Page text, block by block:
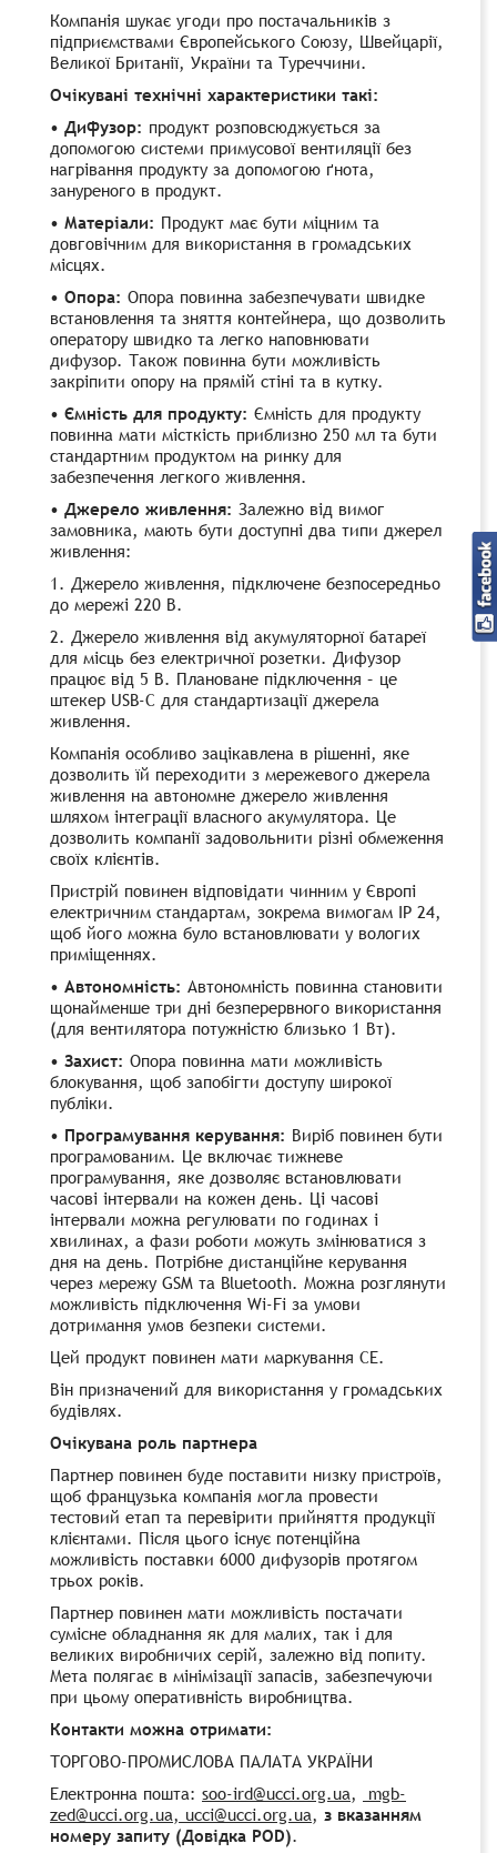
Компанія шукає угоди про постачальників з
підприємствами Європейського Союзу, Швейцарії,
Великої Британії, України та Туреччини.
Очікувані технічні характеристики такі:
• Дифузор: продукт розповсюджується за
допомогою системи примусової вентиляції без
нагрівання продукту за допомогою ґнота,
зануреного в продукт.
• Матеріали: Продукт має бути міцним та
довговічним для використання в громадських
місцях.
• Опора: Опора повинна забезпечувати швидке
встановлення та зняття контейнера, що дозволить
оператору швидко та легко наповнювати
дифузор. Також повинна бути можливість
закріпити опору на прямій стіні та в кутку.
• Ємність для продукту: Ємність для продукту
повинна мати місткість приблизно 250 мл та бути
стандартним продуктом на ринку для
забезпечення легкого живлення.
• Джерело живлення: Залежно від вимог
замовника, мають бути доступні два типи джерел
живлення:
1. Джерело живлення, підключене безпосередньо
до мережі 220 В.
2. Джерело живлення від акумуляторної батареї
для місць без електричної розетки. Дифузор
працює від 5 В. Плановане підключення – це
штекер USB-C для стандартизації джерела
живлення.
Компанія особливо зацікавлена ​​в рішенні, яке
дозволить їй переходити з мережевого джерела
живлення на автономне джерело живлення
шляхом інтеграції власного акумулятора. Це
дозволить компанії задовольнити різні обмеження
своїх клієнтів.
Пристрій повинен відповідати чинним у Європі
електричним стандартам, зокрема вимогам IP 24,
щоб його можна було встановлювати у вологих
приміщеннях.
• Автономність: Автономність повинна становити
щонайменше три дні безперервного використання
(для вентилятора потужністю близько 1 Вт).
• Захист: Опора повинна мати можливість
блокування, щоб запобігти доступу широкої
публіки.
• Програмування керування: Виріб повинен бути
програмованим. Це включає тижневе
програмування, яке дозволяє встановлювати
часові інтервали на кожен день. Ці часові
інтервали можна регулювати по годинах і
хвилинах, а фази роботи можуть змінюватися з
дня на день. Потрібне дистанційне керування
через мережу GSM та Bluetooth. Можна розглянути
можливість підключення Wi-Fi за умови
дотримання умов безпеки системи.
Цей продукт повинен мати маркування CE.
Він призначений для використання у громадських
будівлях.
Очікувана роль партнера
Партнер повинен буде поставити низку пристроїв,
щоб французька компанія могла провести
тестовий етап та перевірити прийняття продукції
клієнтами. Після цього існує потенційна
можливість поставки 6000 дифузорів протягом
трьох років.
Партнер повинен мати можливість постачати
сумісне обладнання як для малих, так і для
великих виробничих серій, залежно від попиту.
Мета полягає в мінімізації запасів, забезпечуючи
при цьому оперативність виробництва.
Контакти можна отримати:
ТОРГОВО-ПРОМИСЛОВА ПАЛАТА УКРАЇНИ
Електронна пошта: soo-ird@ucci.org.ua,
mgb-
zed@ucci.org.ua, ucci@ucci.org.ua, з вказанням
номеру запиту (Довідка POD).